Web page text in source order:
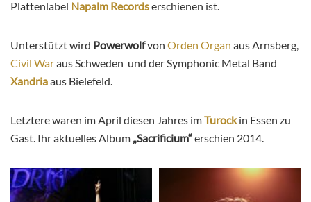
Plattenlabel Napalm Recordserschienen ist.
Unterstützt wird Powerwolfvon Orden Organ aus Arnsberg,
Civil Waraus Schweden und der Symphonic Metal Band
Xandriaaus Bielefeld.
Letztere waren im April diesen Jahres imTurockin Essen zu
Gast. Ihr aktuelles Album „Sacrificium“erschien 2014.